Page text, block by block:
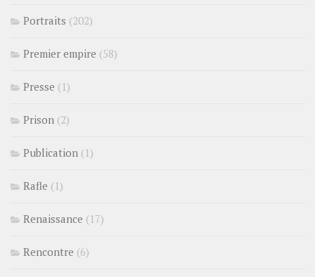
Portraits (202)
Premier empire (58)
Presse (1)
Prison (2)
Publication (1)
Rafle (1)
Renaissance (17)
Rencontre (6)